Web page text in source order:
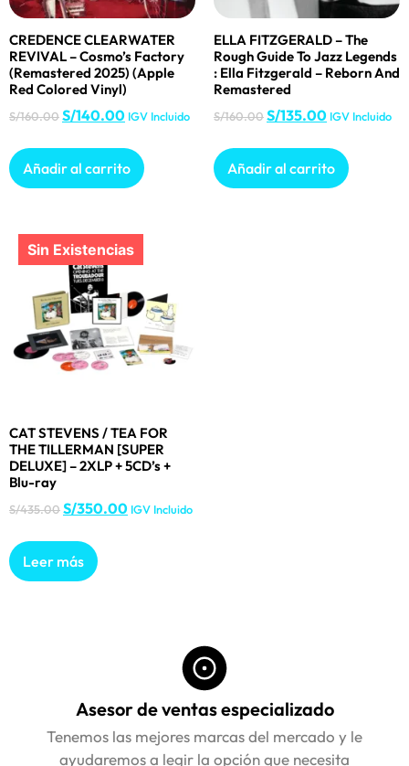
CREDENCE CLEARWATER
REVIVAL – Cosmo’s Factory
(Remastered 2025) (Apple
Red Colored Vinyl)
S/160.00S/140.00 IGV Incluido
Añadir al carrito
ELLA FITZGERALD – The
Rough Guide To Jazz Legends
: Ella Fitzgerald – Reborn And
Remastered
S/160.00S/135.00 IGV Incluido
Añadir al carrito
CAT STEVENS / TEA FOR
THE TILLERMAN [SUPER
DELUXE] – 2XLP + 5CD’s +
Blu-ray
S/435.00S/350.00 IGV Incluido
Leer más
Asesor de ventas especializado
Tenemos las mejores marcas del mercado y le
ayudaremos a legir la opción que necesita